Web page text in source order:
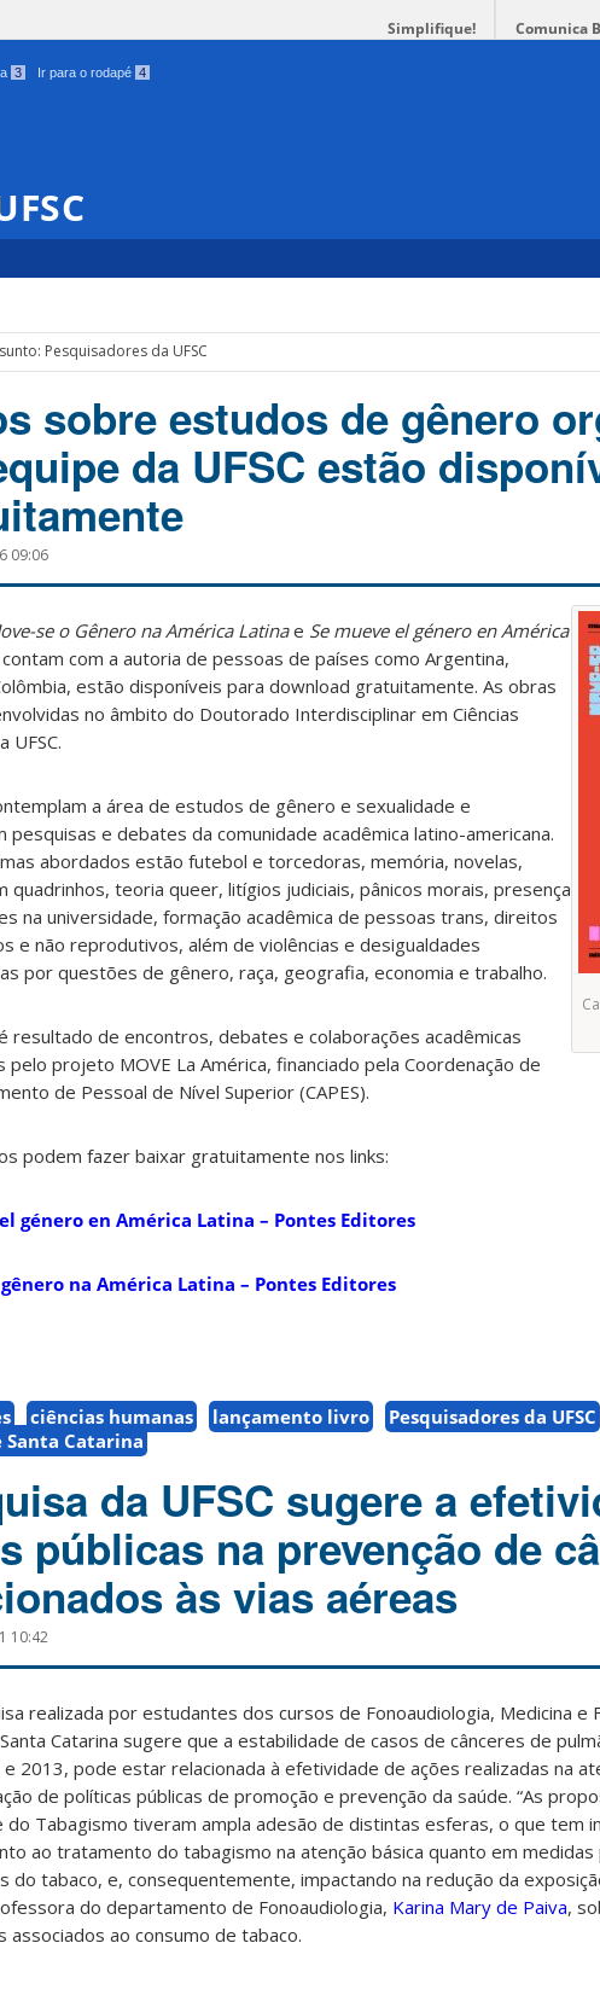
Simplifique! Comunica
3 Ir para o rodapé 4
Pesquisadores da UFSC
sobre estudos de gênero
da UFSC estão
09:06
se o Gênero na América Latinae Se mueve el género en América
com a autoria de pessoas de países como Argentina,
estão disponíveis para download gratuitamente. As obras
no âmbito do Doutorado Interdisciplinar em Ciências
UFSC.
a área de estudos de gênero e sexualidade e
pesquisas e debates da comunidade acadêmica latino-americana.
abordados estão futebol e torcedoras, memória, novelas,
quadrinhos, teoria queer, litígios judiciais, pânicos morais, presença
na universidade, formação acadêmica de pessoas trans, direitos
e não reprodutivos, além de violências e desigualdades
por questões de gênero, raça, geografia, economia e trabalho.
resultado de encontros, debates e colaborações acadêmicas
pelo projeto MOVE La América, financiado pela Coordenação de
de Pessoal de Nível Superior (CAPES).
podem fazer baixar gratuitamente nos links:
género en América Latina – Pontes Editores
na América Latina – Pontes Editores
ciências humanas lançamento livro Pesquisadores da UFSC
Santa Catarina
da UFSC sugere a
públicas na prevenção de
às vias aéreas
10:42
realizada por estudantes dos cursos de Fonoaudiologia, Medicina e
Catarina sugere que a estabilidade de casos de cânceres de
2013, pode estar relacionada à efetividade de ações realizadas na
de políticas públicas de promoção e prevenção da saúde. “As
do Tabagismo tiveram ampla adesão de distintas esferas, o que tem
ao tratamento do tabagismo na atenção básica quanto em
do tabaco, e, consequentemente, impactando na redução da
do departamento de Fonoaudiologia, Karina Mary de Paiva,
associados ao consumo de tabaco.